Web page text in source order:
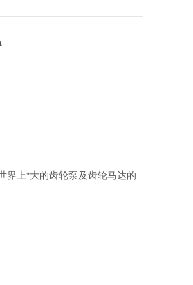
界上*大的齿轮泵及齿轮马达的